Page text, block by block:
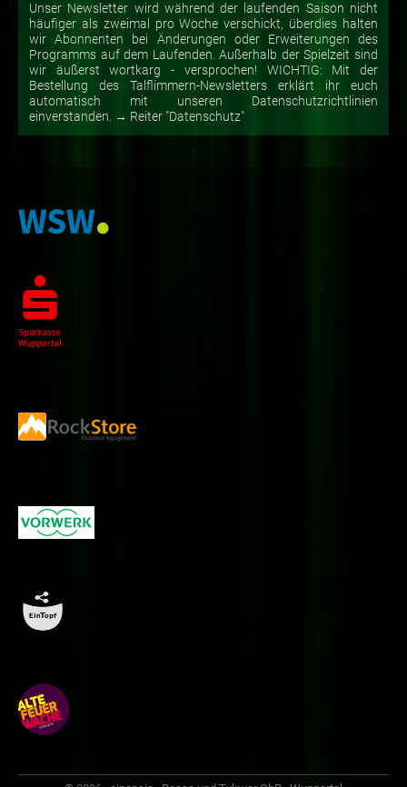
Unser Newsletter wird während der laufenden Saison nicht
häufiger als zweimal pro Woche verschickt, überdies halten
wir Abonnenten bei Änderungen oder Erweiterungen des
Programms auf dem Laufenden. Außerhalb der Spielzeit sind
wir äußerst wortkarg - versprochen! WICHTIG: Mit der
Bestellung des Talflimmern-Newsletters erklärt ihr euch
automatisch mit unseren Datenschutzrichtlinien
einverstanden. → Reiter "Datenschutz"